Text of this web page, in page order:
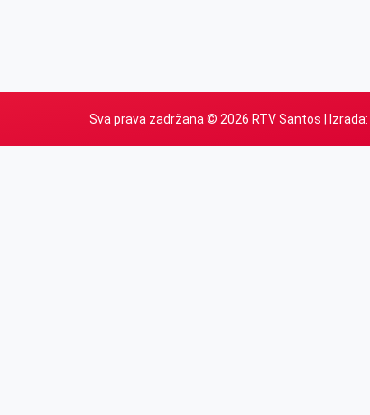
Sva prava zadržana © 2026 RTV Santos | Izrada: